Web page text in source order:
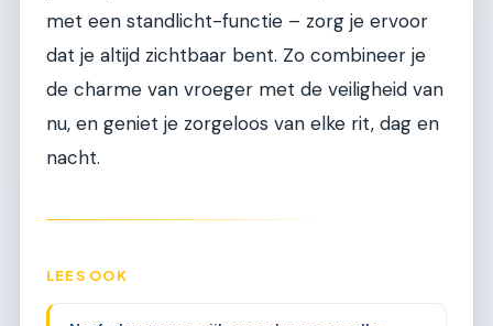
met een standlicht-functie – zorg je ervoor
dat je altijd zichtbaar bent. Zo combineer je
de charme van vroeger met de veiligheid van
nu, en geniet je zorgeloos van elke rit, dag en
nacht.
LEES OOK